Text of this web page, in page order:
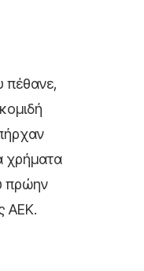
πέθανε,
χρήματα
πρώην
ΑΕΚ.